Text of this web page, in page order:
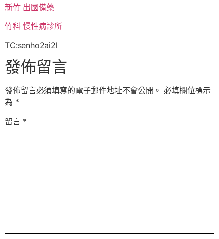
新竹 出國備藥
竹科 慢性病診所
TC:senho2ai2l
發佈留言
發佈留言必須填寫的電子郵件地址不會公開。 必填欄位標示
為 *
留言 *